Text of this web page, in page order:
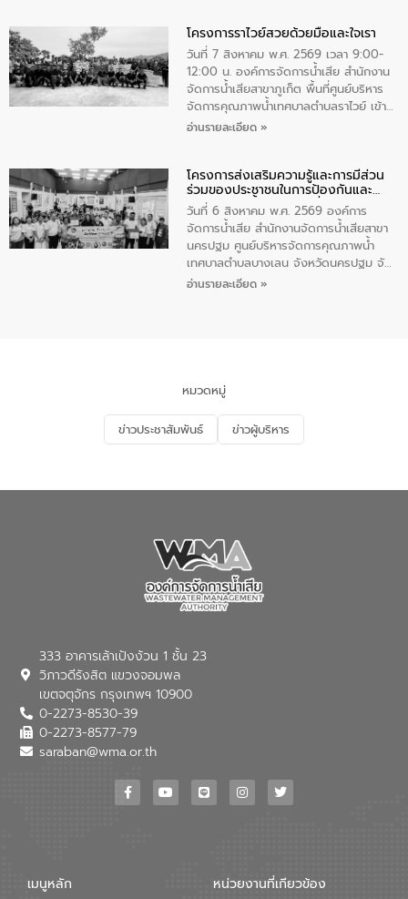
ทองคำและประกาศเกียรติคุณให้แก่ กำนัน
ผู้ใหญ่บ้านยอดเยี่ยม พร้อมกล่าวชื่นชม ให้
โอวาท และมอบนโยบาย
โครงการราไวย์สวยด้วยมือและใจเรา
วันที่ 7 สิงหาคม พ.ศ. 2569 เวลา 9:00-
12:00 น. องค์การจัดการน้ำเสีย สำนักงาน
จัดการน้ำเสียสาขาภูเก็ต พื้นที่ศูนย์บริหาร
จัดการคุณภาพน้ำเทศบาลตำบลราไวย์ เข้า
ร่วมโครงการราไวย์สวยด้วยมือและใจเรา
ประชาชน ตัวแทนจากโรงแรมต่างๆ ในเขต
เทศบาลตำบลราไวย์ ศูนย์บริหารจัดการ
คุณภาพน้ำเทศบาลตำบลราไวย์ นำโดยนาย
น้อย แก้วเศษ ผู้จัดการสำนักงานจัดการน้ำ
เสียสาขาภูเก็ต พร้อมด้วยเจ้าหน้าที่ จำนวน
5 คน ร่วมทำกิจกรรม ทำความสะอาด
ชายหาดและแหล่งท่องเที่ยว ณ บริเวณ
อ่านรายละเอียด »
โครงการส่งเสริมความรู้และการมีส่วน
ร่วมของประชาชนในการป้องกันและ
แก้ไขปัญหาน้ำเสียอย่างยั่งยืน
วันที่ 6 สิงหาคม พ.ศ. 2569 องค์การ
จัดการน้ำเสีย สำนักงานจัดการน้ำเสียสาขา
นครปฐม ศูนย์บริหารจัดการคุณภาพน้ำ
เทศบาลตำบลบางเลน จังหวัดนครปฐม จัด
กิจกรรมภายใต้โครงการส่งเสริมความรู้และ
จัดการน้ำเสียและสร้างจิตสำนึกในการ
อนุรักษ์สิ่งแวดล้อม ในหัวข้อ “น้ำเสียชุมชน
และการบำบัดน้ำเสียเบื้องต้น” โดยให้ความรู้
เกี่ยวกับสาเหตุและผลกระทบของน้ำเสีย
ณ เทศบาลตำบลบางเลน จังหวัดนครปฐม
อ่านรายละเอียด »
หมวดหมู่
ข่าวประชาสัมพันธ์ ข่าวผู้บริหาร
333 อาคารเล้าเป้งง้วน 1 ชั้น 23
วิภาวดีรังสิต แขวงจอมพล
เขตจตุจักร กรุงเทพฯ 10900
0-2273-8530-39
0-2273-8577-79
saraban@wma.or.th
เมนูหลัก หน่วยงานที่เกียวข้อง